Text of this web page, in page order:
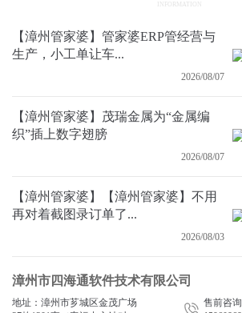
INFORMATION
【漳州管家婆】管家婆ERP管经营与
生产，小工单让车...
2026/08/07
【漳州管家婆】茂瑞金属为“金属编
织”插上数字翅膀
2026/08/07
【漳州管家婆】【漳州管家婆】不用
再对着截图录订单了...
2026/08/03
漳州市四海通软件技术有限公司
地址：漳州市芗城区金茂广场
售前咨询